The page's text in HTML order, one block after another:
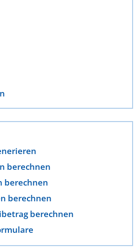
berechnen
berechnen
berechnen
berechnen